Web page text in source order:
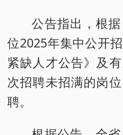
公告指出，根
位2025年集中公开
紧缺人才公告》及
次招聘未招满的岗
聘。